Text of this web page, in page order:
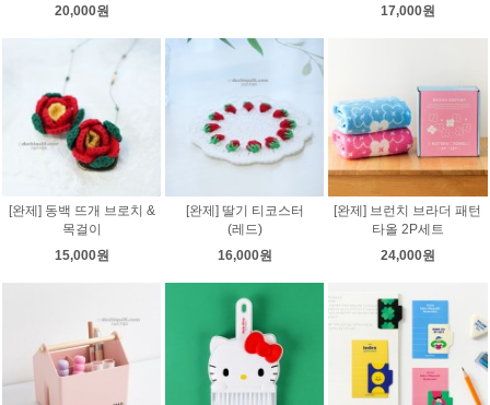
20,000원
17,000원
[완제] 동백 뜨개 브로치 &
목걸이
15,000원
[완제] 딸기 티코스터
(레드)
16,000원
[완제] 브런치 브라더 패턴
타올 2P세트
24,000원